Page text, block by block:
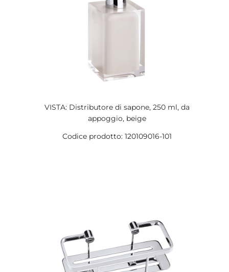
VISTA: Distributore di sapone, 250 ml, da
appoggio, beige
Codice prodotto: 120109016-101